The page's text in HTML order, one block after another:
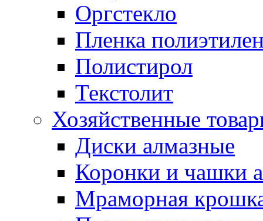
Оргстекло
Пленка
Полистирол
Текстолит
Хозяйственные
Диски алмазные
Коронки и чашки
Мраморная